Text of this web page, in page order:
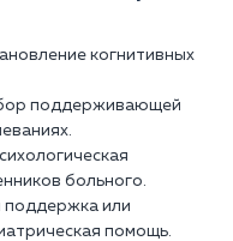
когнитивных
поддерживающей
больного.
или
помощь.